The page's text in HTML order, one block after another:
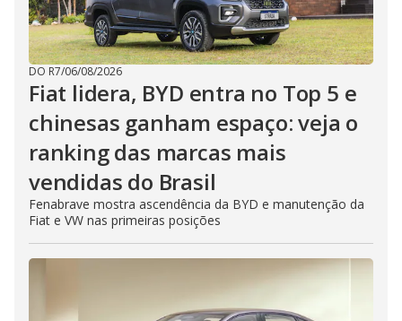
DO R7/06/08/2026
Fiat lidera, BYD entra no Top 5 e
chinesas ganham espaço: veja o
ranking das marcas mais
vendidas do Brasil
Fenabrave mostra ascendência da BYD e manutenção da
Fiat e VW nas primeiras posições